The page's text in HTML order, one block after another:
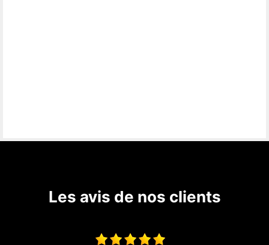
Les avis de nos clients